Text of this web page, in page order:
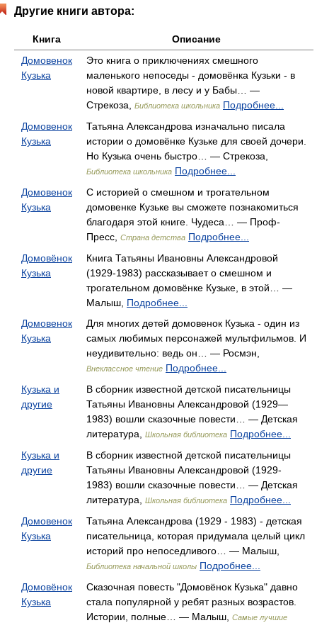
Другие книги автора:
Книга
Описание
Домовенок
Кузька
Это книга о приключениях смешного
маленького непоседы - домовёнка Кузьки - в
новой квартире, в лесу и у Бабы… —
Стрекоза,
Библиотека школьника Подробнее...
Домовенок
Кузька
Татьяна Александрова изначально писала
истории о домовёнке Кузьке для своей дочери.
Но Кузька очень быстро… — Стрекоза,
Библиотека школьника Подробнее...
Домовенок
Кузька
С историей о смешном и трогательном
домовенке Кузьке вы сможете познакомиться
благодаря этой книге. Чудеса… — Проф-
Пресс,
Страна детства Подробнее...
Домовёнок
Кузька
Книга Татьяны Ивановны Александровой
(1929-1983) рассказывает о смешном и
трогательном домовёнке Кузьке, в этой… —
Малыш, Подробнее...
Домовенок
Кузька
Для многих детей домовенок Кузька - один из
самых любимых персонажей мультфильмов. И
неудивительно: ведь он… — Росмэн,
Внеклассное чтение Подробнее...
Кузька и
другие
В сборник известной детской писательницы
Татьяны Ивановны Александровой (1929—
1983) вошли сказочные повести… — Детская
литература,
Школьная библиотека Подробнее...
Кузька и
другие
В сборник известной детской писательницы
Татьяны Ивановны Александровой (1929-
1983) вошли сказочные повести… — Детская
литература,
Школьная библиотека Подробнее...
Домовенок
Кузька
Татьяна Александрова (1929 - 1983) - детская
писательница, которая придумала целый цикл
историй про непоседливого… — Малыш,
Библиотека начальной школы Подробнее...
Домовёнок
Кузька
Сказочная повесть "Домовёнок Кузька" давно
стала популярной у ребят разных возрастов.
Истории, полные… — Малыш,
Самые лучшие